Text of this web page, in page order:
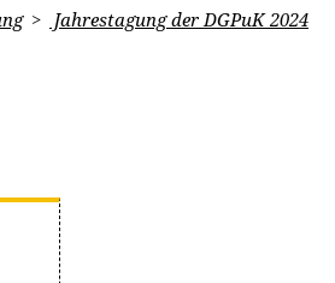
Jahrestagung der DGPuK 2024